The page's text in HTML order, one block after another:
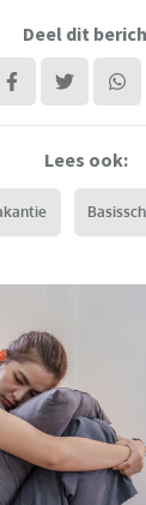
Deel dit
Lees ook: